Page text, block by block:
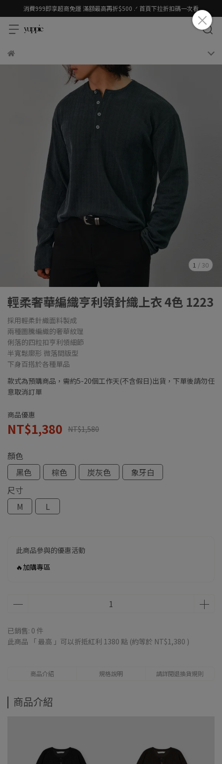
消費999即享超商免運 滿額最高再折$500 .ᐟ 首頁下拉折扣碼一次看
1 / 30
輕柔奢華編織亨利領針織上衣 4色 1223
採用輕柔針織面料製成
兩種圖騰編織的奢華紋理
俐落的四粒扣亨利領細節
半寬鬆廓形 微落間版型
下身百搭於各種單品
款式為預購商品，需約5-20個工作天(不含假日)出貨，下單後請勿任
意取消訂單
商品優惠
NT$1,380 NT$1,580
顏色
黑色
棕色 炭灰色
象牙白
尺寸
M
L
此商品參與的優惠活動
🔥加購專區
已銷售: 0 件
此商品 「 最高 」可以折抵紅利 1380 點 (約等於 NT$1,380 )
商品介紹 規格說明 請詳閱退換貨規則
商品介紹